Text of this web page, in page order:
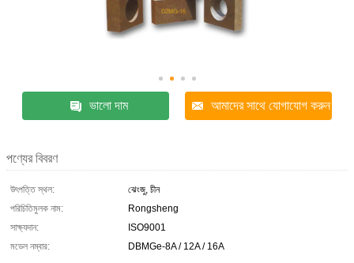
ভালো দাম আমাদের সাথে যোগাযোগ করুন
পণ্যের বিবরণ
উৎপত্তি স্থল:
ঝেংজু, চীন
পরিচিতিমুলক নাম:
Rongsheng
সাক্ষ্যদান:
ISO9001
মডেল নম্বার:
DBMGe-8A / 12A / 16A